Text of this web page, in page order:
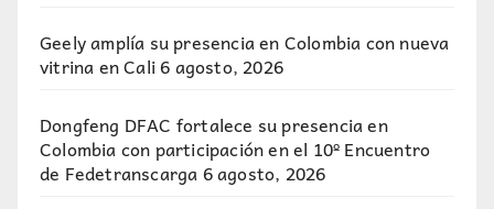
Geely amplía su presencia en Colombia con nueva
vitrina en Cali 6 agosto, 2026
Dongfeng DFAC fortalece su presencia en
Colombia con participación en el 10º Encuentro
de Fedetranscarga6 agosto, 2026